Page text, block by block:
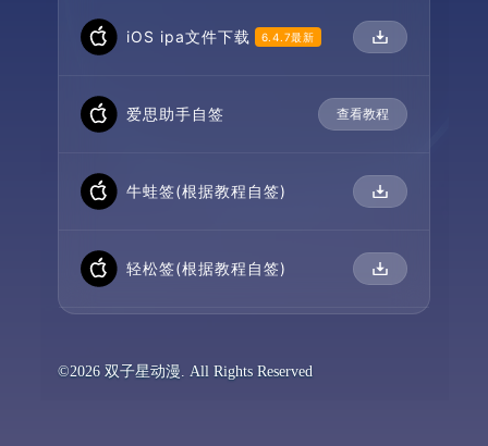
iOS ipa文件下载 6.4.7最新
爱思助手自签 查看教程
牛蛙签(根据教程自签)
轻松签(根据教程自签)
©2026 双子星动漫. All Rights Reserved